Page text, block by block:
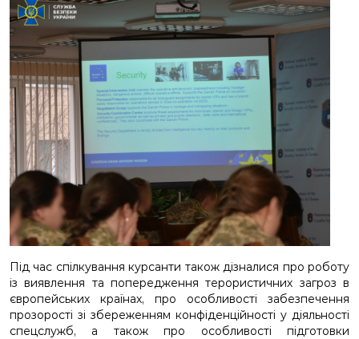
Під час спілкування курсанти також дізналися про роботу
із виявлення та попередження терористичних загроз в
європейських країнах, про особливості забезпечення
прозорості зі збереженням конфіденційності у діяльності
спецслужб, а також про особливості підготовки